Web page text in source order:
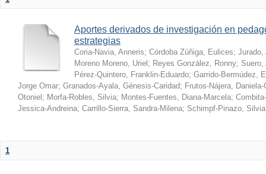
Aportes derivados de investigación en
estrategias
Coria-Navia, Anneris; Córdoba Zúñiga, Eulices; Jurado,
Moreno Moreno, Uriel ; Reyes González, Ronny; Suero,
Pérez-Quintero, Franklin-Eduardo; Garrido-Bermúdez,
Jorge Omar; Granados-Ayala, Génesis-Caridad; Frutos-Nájera, Daniela-
Otoniel ; Morfa-Robles, Silvia; Montes-Fuentes, Diana-Marcela;
Jessica-Andreina; Carrillo-Sierra, Sandra-Milena; Schimpf-Pinazo,
1